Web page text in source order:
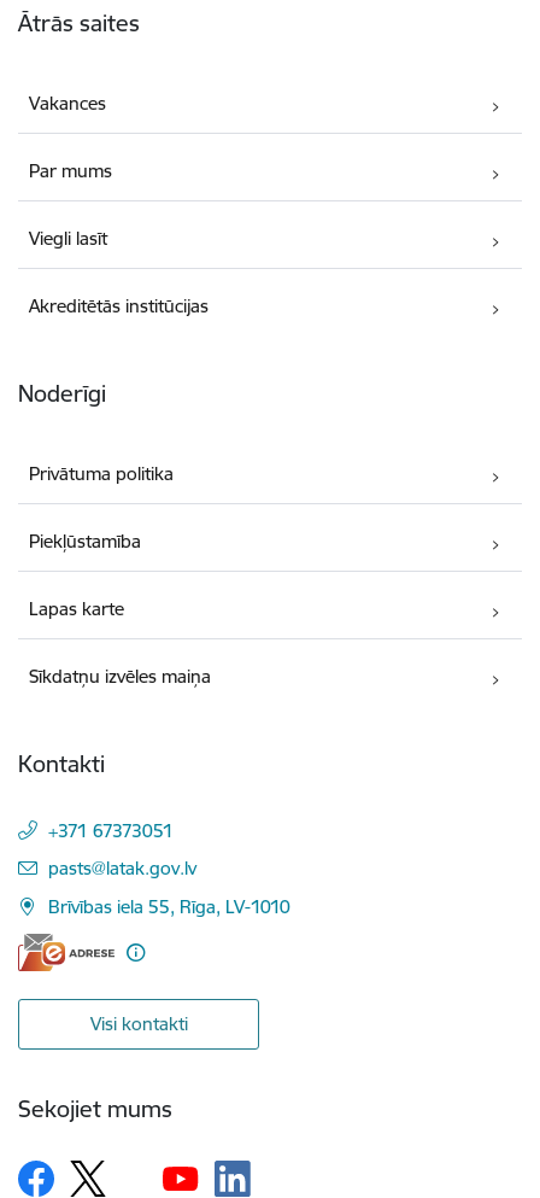
Ātrās saites
Vakances
Par mums
Viegli lasīt
Akreditētās institūcijas
Noderīgi
Privātuma politika
Piekļūstamība
Lapas karte
Sīkdatņu izvēles maiņa
Kontakti
+371 67373051
E-pasts:
pasts@latak.gov.lv
Brīvības iela 55, Rīga, LV-1010
Visi kontakti
Sekojiet mums